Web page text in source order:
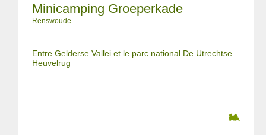
Minicamping Groeperkade
Renswoude
Entre Gelderse Vallei et le parc national De Utrechtse
Heuvelrug